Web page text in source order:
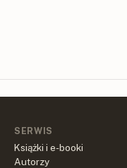
SERWIS
Książki i e-booki
Autorzy